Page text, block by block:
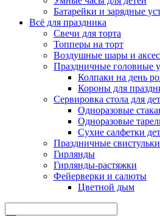
Батарейки и зарядные
Всё для праздника
Свечи для торта
Топперы на торт
Воздушные шары и
Праздничные головные
Колпаки на день
Короны для
Сервировка стола для
Одноразовые
Одноразовые
Сухие салфетки
Праздничные свистульки
Гирлянды
Гирлянды-растяжки
Фейерверки и салюты
Цветной дым